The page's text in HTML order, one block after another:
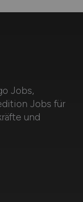
Jobs,
Jobs für
und